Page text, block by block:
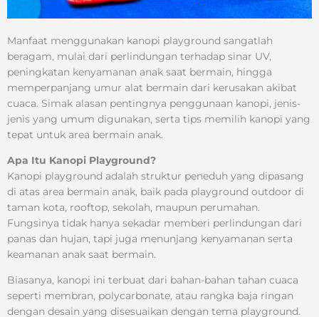
Manfaat menggunakan kanopi playground sangatlah
beragam, mulai dari perlindungan terhadap sinar UV,
peningkatan kenyamanan anak saat bermain, hingga
memperpanjang umur alat bermain dari kerusakan akibat
cuaca. Simak alasan pentingnya penggunaan kanopi, jenis-
jenis yang umum digunakan, serta tips memilih kanopi yang
tepat untuk area bermain anak.
Apa Itu Kanopi Playground?
Kanopi playground adalah struktur peneduh yang dipasang
di atas area bermain anak, baik pada playground outdoor di
taman kota, rooftop, sekolah, maupun perumahan.
Fungsinya tidak hanya sekadar memberi perlindungan dari
panas dan hujan, tapi juga menunjang kenyamanan serta
keamanan anak saat bermain.
Biasanya, kanopi ini terbuat dari bahan-bahan tahan cuaca
seperti membran, polycarbonate, atau rangka baja ringan
dengan desain yang disesuaikan dengan tema playground.